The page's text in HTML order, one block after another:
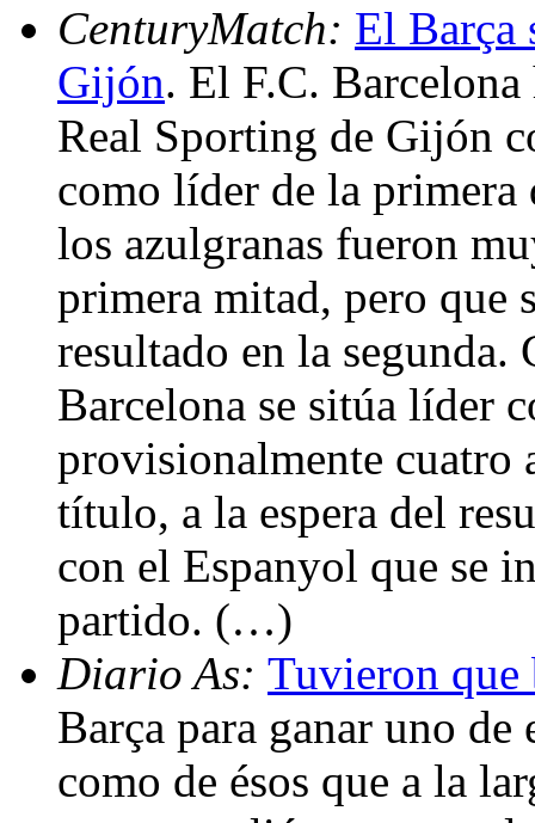
CenturyMatch: El Barça
Gijón. El F.C.
Real Sporting de Gijón
como líder de la
los azulgranas fueron
primera mitad, pero que
resultado en la segunda.
Barcelona se sitúa líder
provisionalmente cuatro
título, a la espera del
con el Espanyol que se
partido. (…)
Diario As: Tuvieron que
Barça para ganar uno
como de ésos que a la